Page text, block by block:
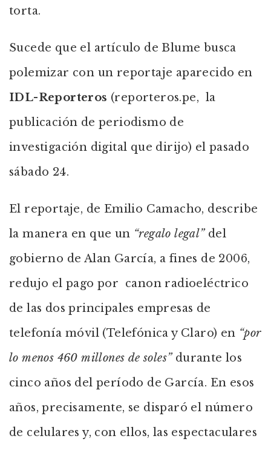
torta.
Sucede que el artículo de Blume busca
polemizar con un reportaje aparecido en
IDL-Reporteros (reporteros.pe, la
publicación de periodismo de
investigación digital que dirijo) el pasado
sábado 24.
El reportaje, de Emilio Camacho, describe
la manera en que un “regalo legal”del
gobierno de Alan García, a fines de 2006,
redujo el pago por canon radioeléctrico
de las dos principales empresas de
telefonía móvil (Telefónica y Claro) en “por
lo menos 460 millones de soles”durante los
cinco años del período de García. En esos
años, precisamente, se disparó el número
de celulares y, con ellos, las espectaculares